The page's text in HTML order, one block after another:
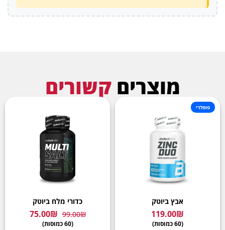
מוצרים קשורים
פופלרי
אבץ ביוטק
119.00₪
(60 כמוסות)
כדורי מלח ביוטק
99.00₪
75.00₪
(60 כמוסות)